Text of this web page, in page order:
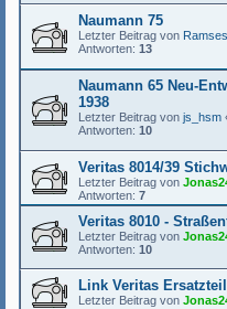
Naumann 75
Letzter Beitrag von Ramses
Antworten: 13
Naumann 65 Neu-
1938
Letzter Beitrag von js_hsm
Antworten: 10
Veritas 8014/39
Letzter Beitrag von
Antworten: 7
Veritas 8010 -
Letzter Beitrag von
Antworten: 10
Link Veritas
Letzter Beitrag von